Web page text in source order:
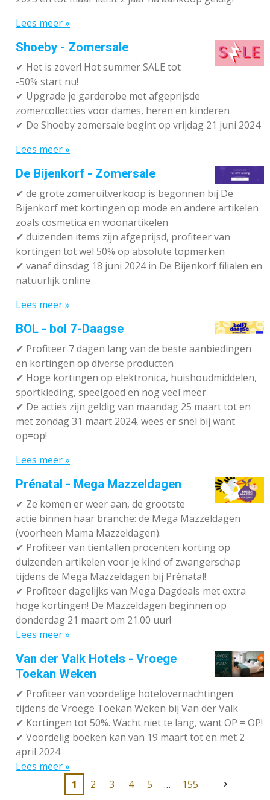
Lees meer »
Shoeby - Zomersale
✔ Het is zover! Hot summer SALE tot
-50% start nu!
✔ Upgrade je garderobe met afgeprijsde
zomercollecties voor dames, heren en kinderen
✔ De Shoeby zomersale begint op vrijdag 21 juni 2024
Lees meer »
De Bijenkorf - Zomersale
✔ de grote zomeruitverkoop is begonnen bij De
Bijenkorf met kortingen op mode en andere artikelen
zoals cosmetica en woonartikelen
✔ duizenden items zijn afgeprijsd, profiteer van
kortingen tot wel 50% op absolute topmerken
✔ vanaf dinsdag 18 juni 2024 in De Bijenkorf filialen en
natuurlijk online
Lees meer »
BOL - bol 7-Daagse
✔ Profiteer 7 dagen lang van de beste aanbiedingen
en kortingen op diverse producten
✔ Hoge kortingen op elektronica, huishoudmiddelen,
sportkleding, speelgoed en nog veel meer
✔ De acties zijn geldig van maandag 25 maart tot en
met zondag 31 maart 2024, wees er snel bij want
op=op!
Lees meer »
Prénatal - Mega Mazzeldagen
✔ Ze komen er weer aan, de grootste
actie binnen haar branche: de Mega Mazzeldagen
(voorheen Mama Mazzeldagen).
✔ Profiteer van tientallen procenten korting op
duizenden artikelen voor je kind of zwangerschap
tijdens de Mega Mazzeldagen bij Prénatal!
✔ Profiteer dagelijks van Mega Dagdeals met extra
hoge kortingen! De Mazzeldagen beginnen op
donderdag 21 maart om 21.00 uur!
Lees meer »
Van der Valk Hotels - Vroege
Toekan Weken
✔ Profiteer van voordelige hotelovernachtingen
tijdens de Vroege Toekan Weken bij Van der Valk
✔ Kortingen tot 50%. Wacht niet te lang, want OP = OP!
✔ Voordelig boeken kan van 19 maart tot en met 2
april 2024
Lees meer »
1
2 3 4 5 155